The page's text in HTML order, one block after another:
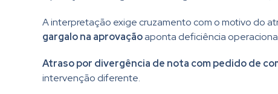
A interpretação exige cruzamento com o motivo do
gargalo na aprovaçãoaponta deficiência
Atraso por divergência de nota com pedido de
intervenção diferente.